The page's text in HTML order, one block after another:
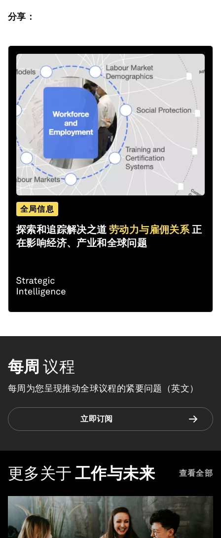
分享：
全局信息
探索和追踪解决之道劳动力与雇佣关系正
在影响经济、产业和全球问题
每周 议程
每周为您呈现推动全球议程的紧要问题（英文）
立即订阅
更多关于 工作与未来 查看全部